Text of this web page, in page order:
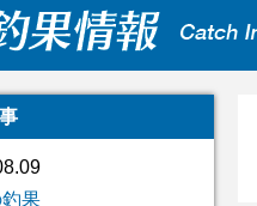
果